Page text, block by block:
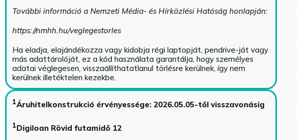
További információ a Nemzeti Média- és Hírközlési Hatóság honlapján:
https://nmhh.hu/veglegestorles
Ha eladja, elajándékozza vagy kidobja régi laptopját, pendrive-ját vagy
más adattárolóját, ez a kód használata garantálja, hogy személyes
adatai véglegesen, visszaállíthatatlanul törlésre kerülnek, így nem
kerülnek illetéktelen kezekbe.
1Áruhitelkonstrukció érvényessége: 2026.05.05-től visszavonásig
1Digiloan Rövid futamidő 12